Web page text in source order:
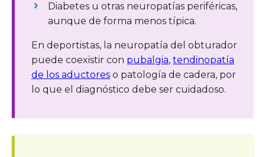
Diabetes u otras neuropatías periféricas,
aunque de forma menos típica.
En deportistas, la neuropatía del obturador
puede coexistir con pubalgia, tendinopatía
de los aductores o patología de cadera, por
lo que el diagnóstico debe ser cuidadoso.